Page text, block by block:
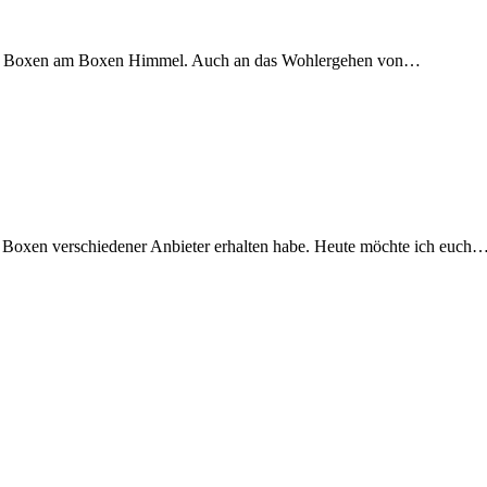
am Boxen Himmel. Auch an das Wohlergehen von…
verschiedener Anbieter erhalten habe. Heute möchte ich